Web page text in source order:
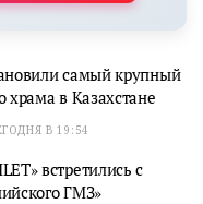
самый крупный
храма в Казахстане
В 19:54
встретились с
ГМЗ»